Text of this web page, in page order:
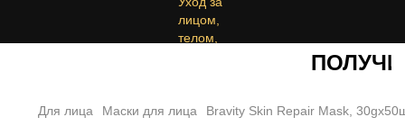
ПОЛУЧИТЕ
Для лица Маски для лица Bravity Skin Repair Mask,